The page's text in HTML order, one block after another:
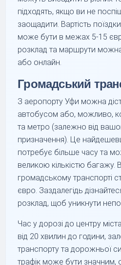
підходять, якщо ви не
заощадити. Вартість
може бути в межах 5-15
розклад та маршрути
або онлайн.
Громадський
З аеропорту Уфи можна
автобусом або, можливо,
та метро (залежно від
призначення). Це
потребує більше часу та
великою кількістю багажу.
громадському транспорті
євро. Заздалегідь
розклад, щоб уникнути
Час у дорозі до центру
від 20 хвилин до години,
транспорту та дорожньої
трафік може бути значним,